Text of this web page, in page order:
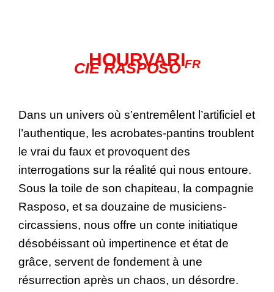
Dans un univers où s’entremêlent l’artificiel et
l’authentique, les acrobates-pantins troublent
le vrai du faux et provoquent des
interrogations sur la réalité qui nous entoure.
Sous la toile de son chapiteau, la compagnie
Rasposo, et sa douzaine de musiciens-
circassiens, nous offre un conte initiatique
désobéissant où impertinence et état de
grâce, servent de fondement à une
résurrection après un chaos, un désordre.
HOURVARI
CIE RASPOSOFR